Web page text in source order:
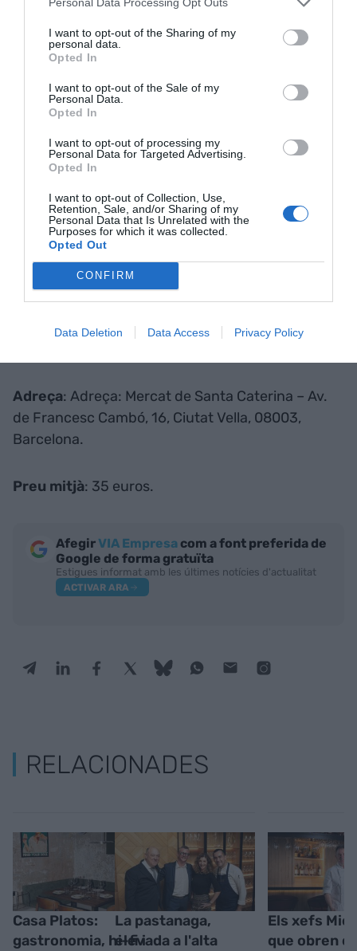
I want to opt-out of the Sharing of my
personal data.
Opted In
I want to opt-out of the Sale of my
Personal Data.
Opted In
I want to opt-out of processing my
Personal Data for Targeted Advertising.
Opted In
I want to opt-out of Collection, Use,
Retention, Sale, and/or Sharing of my
Personal Data that Is Unrelated with the
Purposes for which it was collected.
Opted Out
CONFIRM
Data Deletion Data Access Privacy Policy
moment i amb una oferta pensada per als
diferents moments del dia i tipus de públic en un
format obert, informal i per compartir —el tiquet
mitjà d’uns 35 euros—.
Un cuiner de Parada Torres servint una copa de vi |
Adreça: Adreça: Mercat de Santa Caterina – Av.
de Francesc Cambó, 16, Ciutat Vella, 08003,
Barcelona.
Preu mitjà: 35 euros.
AfegirVIA Empresa com a font preferida de
Google de forma gratuïta
Estigues informat amb les últimes notícies d'actualitat
ACTIVAR ARA
RELACIONADES
Casa Platos:
gastronomia, hi-fi i
La pastanaga,
elevada a l'alta
Els xefs
que obren